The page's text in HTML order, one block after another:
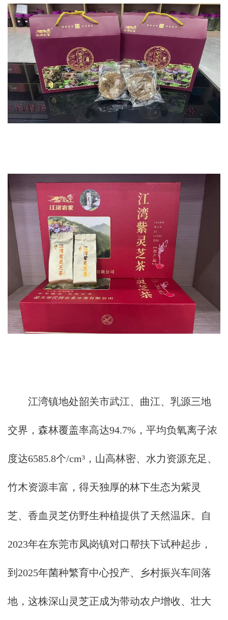
江湾镇地处韶关市武江、曲江、乳源三地
交界，森林覆盖率高达94.7%，平均负氧离子浓
度达6585.8个/cm³，山高林密、水力资源充足、
竹木资源丰富，得天独厚的林下生态为紫灵
芝、香血灵芝仿野生种植提供了天然温床。自
2023年在东莞市凤岗镇对口帮扶下试种起步，
到2025年菌种繁育中心投产、乡村振兴车间落
地，这株深山灵芝正成为带动农户增收、壮大